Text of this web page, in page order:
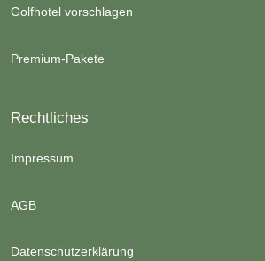
Golfhotel vorschlagen
Premium-Pakete
Rechtliches
Impressum
AGB
Datenschutzerklärung